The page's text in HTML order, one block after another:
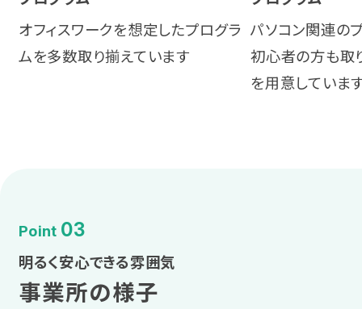
オフィスワークを想定したプログラ
ムを多数取り揃えています
パソコン関連の
初心者の方も取
を用意していま
Point 03
明るく安心できる雰囲気
事業所の様子